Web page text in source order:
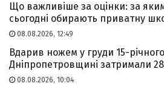
Що важливіше за оцінки: за
сьогодні обирають приватну
08.08.2026, 12:49
Вдарив ножем у груди 15-річного
Дніпропетровщині затримали
08.08.2026, 10:04